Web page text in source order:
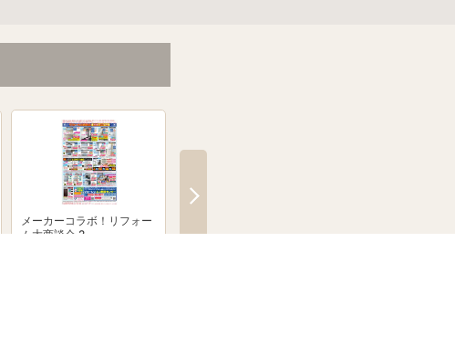
メーカーコラボ！リフォー
ム大商談会 2
クシェーバーNevo